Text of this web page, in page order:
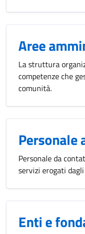
Aree
La struttura
competenze che
comunità.
Personale da
servizi erogati
Enti e